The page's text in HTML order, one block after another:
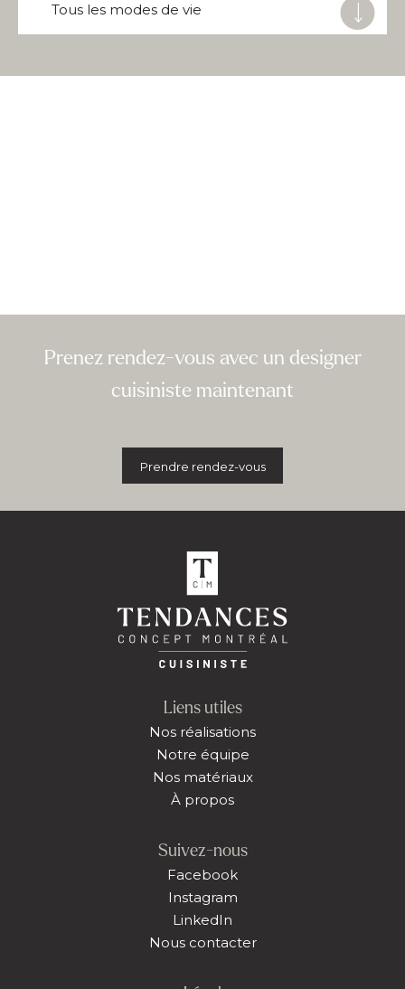
Tous les modes de vie
Prenez rendez-vous avec un designer
cuisiniste maintenant
Prendre rendez-vous
Liens utiles
Nos réalisations
Notre équipe
Nos matériaux
À propos
Suivez-nous
Facebook
Instagram
LinkedIn
Nous contacter